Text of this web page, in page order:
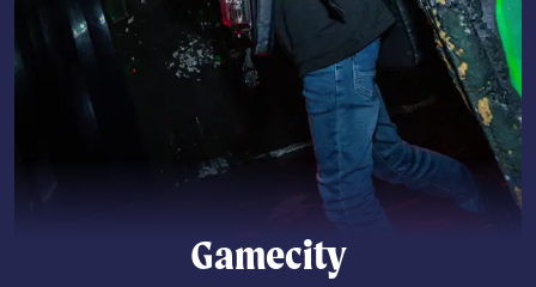
Gamecity